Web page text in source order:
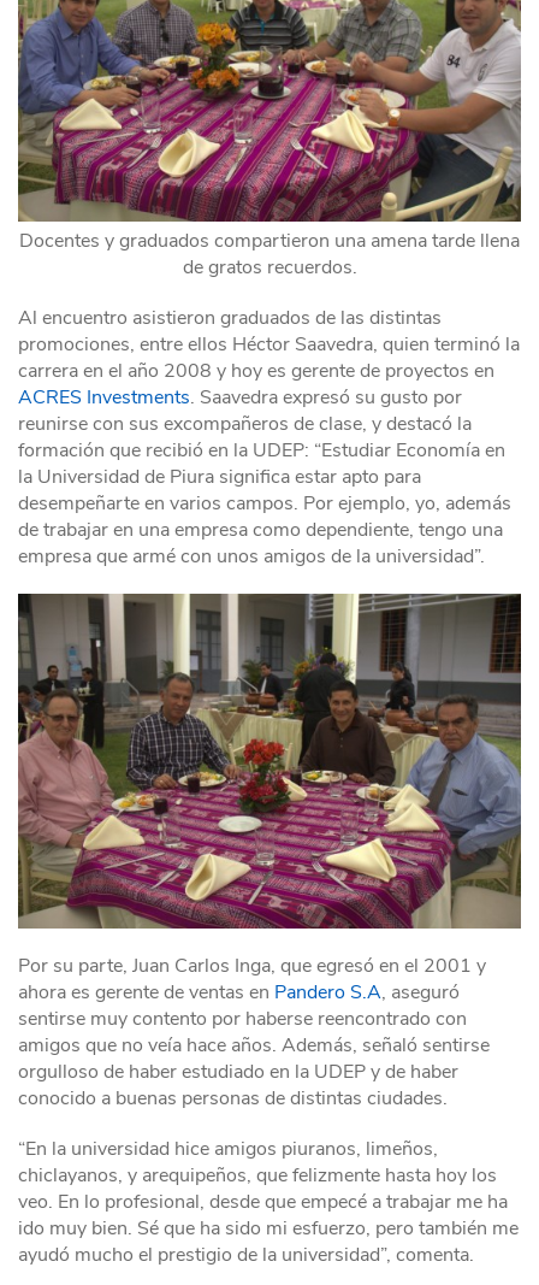
Docentes y graduados compartieron una amena tarde llena
de gratos recuerdos.
Al encuentro asistieron graduados de las distintas
promociones, entre ellos Héctor Saavedra, quien terminó la
carrera en el año 2008 y hoy es gerente de proyectos en
ACRES Investments. Saavedra expresó su gusto por
reunirse con sus excompañeros de clase, y destacó la
formación que recibió en la UDEP: “Estudiar Economía en
la Universidad de Piura significa estar apto para
desempeñarte en varios campos. Por ejemplo, yo, además
de trabajar en una empresa como dependiente, tengo una
empresa que armé con unos amigos de la universidad”.
Por su parte, Juan Carlos Inga, que egresó en el 2001 y
ahora es gerente de ventas en Pandero S.A, aseguró
sentirse muy contento por haberse reencontrado con
amigos que no veía hace años. Además, señaló sentirse
orgulloso de haber estudiado en la UDEP y de haber
conocido a buenas personas de distintas ciudades.
“En la universidad hice amigos piuranos, limeños,
chiclayanos, y arequipeños, que felizmente hasta hoy los
veo. En lo profesional, desde que empecé a trabajar me ha
ido muy bien. Sé que ha sido mi esfuerzo, pero también me
ayudó mucho el prestigio de la universidad”, comenta.